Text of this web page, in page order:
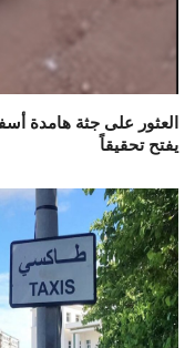
العثور على جثة هامدة
يفتح تحقيقاً